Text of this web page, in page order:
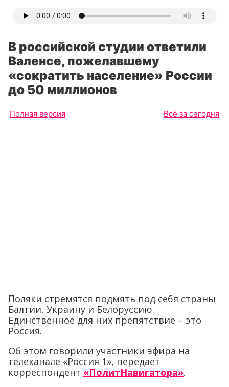
В российской студии ответили
Валенсе, пожелавшему
«сократить население» России
до 50 миллионов
Полная версия Всё за сегодня
Поляки стремятся подмять под себя страны
Балтии, Украину и Белоруссию.
Единственное для них препятствие – это
Россия.
Об этом говорили участники эфира на
телеканале «Россия 1», передает
корреспондент «ПолитНавигатора».